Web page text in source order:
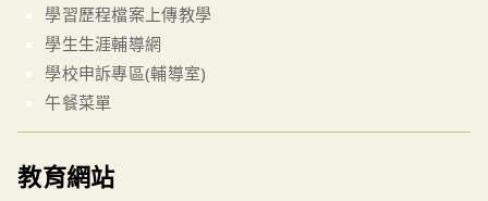
學習歷程檔案上傳教學
學生生涯輔導網
學校申訴專區(輔導室)
午餐菜單
教育網站